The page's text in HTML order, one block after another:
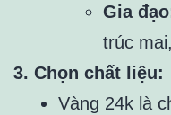
Gia
trúc
3. Chọn chất liệu:
Vàng 24k là